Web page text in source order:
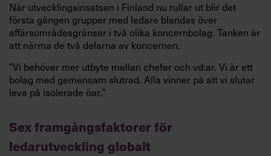
När utvecklingsinsatsen i Finland nu rullar ut blir det
första gången grupper med ledare blandas över
affärsområdesgränser i två olika koncernbolag. Tanken är
att närma de två delarna av koncernen.
”Vi behöver mer utbyte mellan chefer och vd:ar. Vi är ett
bolag med gemensam slutrad. Alla vinner på att vi slutar
leva på isolerade öar.”
Sex framgångsfaktorer för
ledarutveckling globalt